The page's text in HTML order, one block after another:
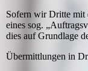
Sofern wir Dritte mit
eines sog.
dies auf Grundlage
Übermittlungen in